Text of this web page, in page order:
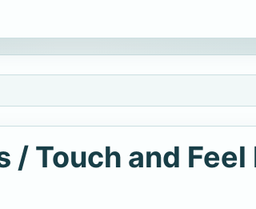
Touch and